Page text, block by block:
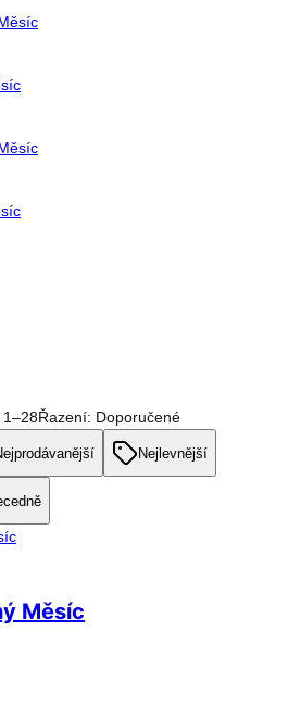
1–28Řazení: Doporučené
Nejlevnější
Měsíc